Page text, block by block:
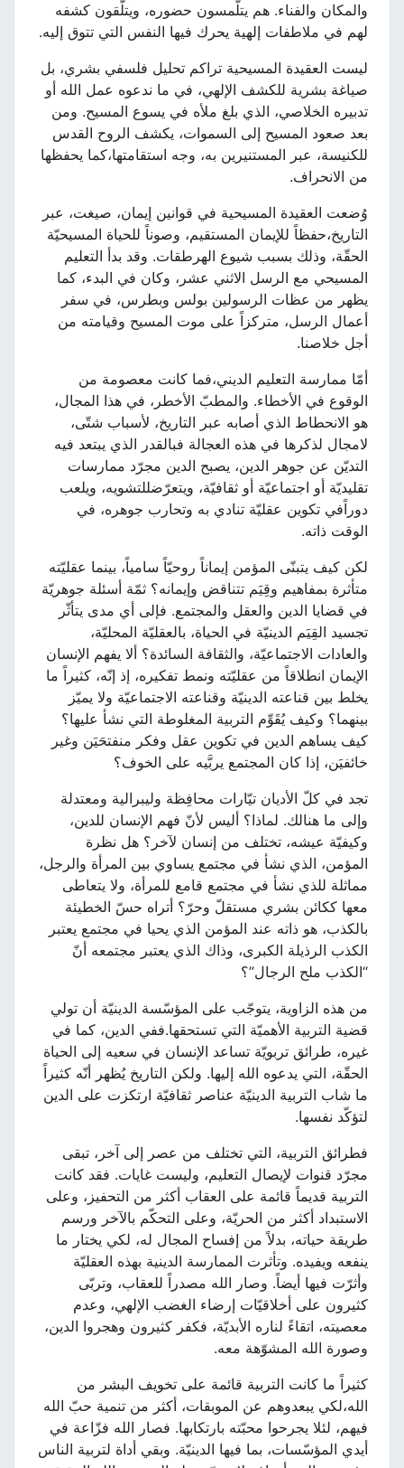
والمكان والفناء. هم يتلّمسون حضوره، ويتلّقون كشفه
لهم في ملاطفات إلهية يحرك فيها النفس التي تتوق إليه.
ليست العقيدة المسيحية تراكم تحليل فلسفي بشري، بل
صياغة بشرية للكشف الإلهي، في ما ندعوه عمل الله أو
تدبيره الخلاصي، الذي بلغ ملأه في يسوع المسيح. ومن
بعد صعود المسيح إلى السموات، يكشف الروح القدس
للكنيسة، عبر المستنيرين به، وجه استقامتها،كما يحفظها
من الانحراف.
وُضعت العقيدة المسيحية في قوانين إيمان، صيغت، عبر
التاريخ،حفظاً للإيمان المستقيم، وصوناً للحياة المسيحيّة
الحقّة، وذلك بسبب شيوع الهرطقات. وقد بدأ التعليم
المسيحي مع الرسل الاثني عشر، وكان في البدء، كما
يظهر من عظات الرسولين بولس وبطرس، في سفر
أعمال الرسل، متركزاً على موت المسيح وقيامته من
أجل خلاصنا.
أمّا ممارسة التعليم الديني،فما كانت معصومة من
الوقوع في الأخطاء. والمطبّ الأخطر، في هذا المجال،
هو الانحطاط الذي أصابه عبر التاريخ، لأسباب شتّى،
لامجال لذكرها في هذه العجالة فبالقدر الذي يبتعد فيه
التديّن عن جوهر الدين، يصبح الدين مجرّد ممارسات
تقليديّة أو اجتماعيّة أو ثقافيّة، ويتعرّضللتشويه، ويلعب
دوراًفي تكوين عقليّة تنادي به وتحارب جوهره، في
الوقت ذاته.
لكن كيف يتبنّى المؤمن إيماناً روحيّاً سامياً، بينما عقليّته
متأثرة بمفاهيم وقِيَم تتناقض وإيمانه؟ ثمّة أسئلة جوهريّة
في قضايا الدين والعقل والمجتمع. فإلى أي مدى يتأثّر
تجسيد القِيَم الدينيّة في الحياة، بالعقليّة المحليّة،
والعادات الاجتماعيّة، والثقافة السائدة؟ ألا يفهم الإنسان
الإيمان انطلاقاً من عقليّته ونمط تفكيره، إذ إنّه، كثيراً ما
يخلط بين قناعته الدينيّة وقناعته الاجتماعيّة ولا يميّز
بينهما؟ وكيف يُقَوِّم التربية المغلوطة التي نشأ عليها؟
كيف يساهم الدين في تكوين عقل وفكر منفتحَيَن وغير
خائفيَن، إذا كان المجتمع يربَّيه على الخوف؟
تجد في كلّ الأديان تيّارات محافِظة وليبرالية ومعتدلة
وإلى ما هنالك. لماذا؟ أليس لأنّ فهم الإنسان للدين،
وكيفيّة عيشه، تختلف من إنسان لآخر؟ هل نظرة
المؤمن، الذي نشأ في مجتمع يساوي بين المرأة والرجل،
مماثلة للذي نشأ في مجتمع قامع للمرأة، ولا يتعاطى
معها ككائن بشري مستقلّ وحرّ؟ أتراه حسّ الخطيئة
بالكذب، هو ذاته عند المؤمن الذي يحيا في مجتمع يعتبر
الكذب الرذيلة الكبرى، وذاك الذي يعتبر مجتمعه أنّ
“الكذب ملح الرجال”؟
من هذه الزاوية، يتوجّب على المؤسّسة الدينيّة أن تولي
قضية التربية الأهميّة التي تستحقها.ففي الدين، كما في
غيره، طرائق تربويّة تساعد الإنسان في سعيه إلى الحياة
الحقّة، التي يدعوه الله إليها. ولكن التاريخ يُظهر أنّه كثيراً
ما شاب التربية الدينيّة عناصر ثقافيّة ارتكزت على الدين
لتؤكّد نفسها.
فطرائق التربية، التي تختلف من عصر إلى آخر، تبقى
مجرّد قنوات لإيصال التعليم، وليست غايات. فقد كانت
التربية قديماً قائمة على العقاب أكثر من التحفيز، وعلى
الاستبداد أكثر من الحريّة، وعلى التحكّم بالآخر ورسم
طريقة حياته، بدلاً من إفساح المجال له، لكي يختار ما
ينفعه ويفيده. وتأثرت الممارسة الدينية بهذه العقليّة
وأثرّت فيها أيضاً. وصار الله مصدراً للعقاب، وتربّى
كثيرون على أخلاقيّات إرضاء الغضب الإلهي، وعدم
معصيته، اتقاءً لناره الأبديّة، فكفر كثيرون وهجروا الدين،
وصورة الله المشوّهة معه.
كثيراً ما كانت التربية قائمة على تخويف البشر من
الله،لكي يبعدوهم عن الموبقات، أكثر من تنمية حبّ الله
فيهم، لئلا يجرحوا محبّته بارتكابها. فصار الله فزّاعة في
أيدي المؤسّسات، بما فيها الدينيّة. وبقي أداة لتربية الناس